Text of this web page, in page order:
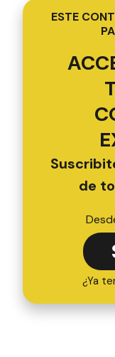
ESTE
de
¿Ya